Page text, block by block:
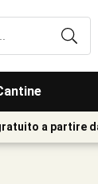
a partire